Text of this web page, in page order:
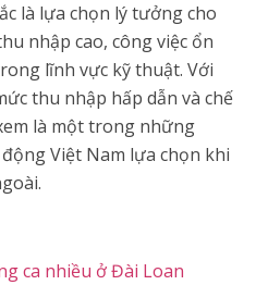
là lựa chọn lý tưởng cho
nhập cao, công việc ổn
lĩnh vực kỹ thuật. Với
thu nhập hấp dẫn và chế
là một trong những
Việt Nam lựa chọn khi
ca nhiều ở Đài Loan